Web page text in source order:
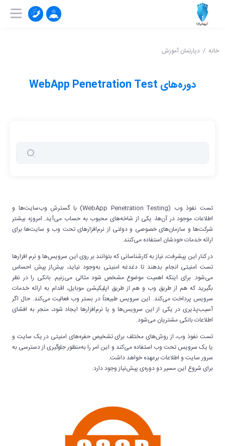
ثبت‌ نام | ورود
خانه دپارتمان آموزش
دوره‌های WebApp Penetration Test
تست نفوذ وب (WebApp Penetration Testing) با گسترش وب‌سایت‌ها و
اطلاعات موجود در آن‌ها، یکی از شاخه‌های محبوب به حساب می‌آید. امروزه بیشتر
شرکت‌ها و سازمان‌های خصوصی و دولتی از نرم‌افزارهای تحت وب و سایت‌ها برای
ارائه خدمات خودشان استفاده می‌کنند.
در کنار این پیشرفت، نیاز به کارشناسانی که بتوانند بر روی این سرویس‌ها و نرم افزارها
تست امنیتی انجام بدهند تا دغدغه امنیتی به‌وجود نیاید، بیش‌از پیش احساس
می‌شود. برای اینکه اهمیت موضوع مشخص شود مثالی می‌زنیم. بانکی را در نظر
بگیرید که هم از طریق وب و هم از طریق اپلیکیشن موبایل، اقدام به ارائه خدمات
سرویس پرداخت می‌کند. این سرویس طبیعتاً در بستر وب فعالیت می‌کند. حال اگر
آسیب‌پذیری در یکی از این سرویس‌ها و یا نرم‌افزارها ایجاد شود، منجر به افشای
اطلاعات بانکی مشتریان می‌شود.
تست نفوذ وب، از روش‌های مختلف برای تشخیص حفره‌های امنیتی در یک سایت و
یا یک سرویس تحت وب استفاده می‌کند و این امر را به‌منظور جلوگیری از دسترسی به
سرور سایت و اطلاعات برعهده خواهد داشت.
برای شروع این مسیر دو دوره‌ی پیش‌نیاز وجود دارد: